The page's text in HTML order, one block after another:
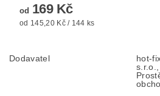
od 169 Kč
od 145,20 Kč / 144 ks
Dodavatel
hot-